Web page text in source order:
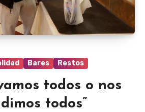
Bares Restos
todos o nos
todos”